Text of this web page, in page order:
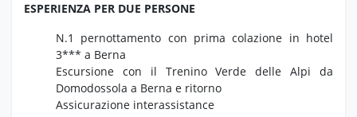
ESPERIENZA PER DUE PERSONE
N.1 pernottamento con prima colazione in hotel
3*** a Berna
Escursione con il Trenino Verde delle Alpi da
Domodossola a Berna e ritorno
Assicurazione interassistance